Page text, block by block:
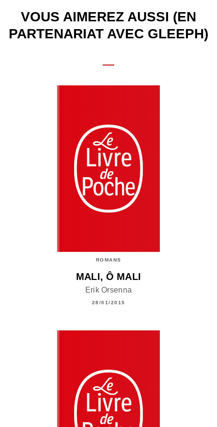
VOUS AIMEREZ AUSSI (EN
PARTENARIAT AVEC GLEEPH)
ROMANS
MALI, Ô MALI
Erik Orsenna
28/01/2015